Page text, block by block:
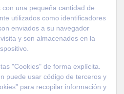
una pequeña cantidad de
utilizados como identificadores
enviados a su navegador
y son almacenados en la
"Cookies" de forma explícita.
puede usar código de terceros y
para recopilar información y